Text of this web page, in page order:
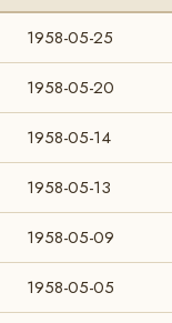
1958-05-25
1958-05-20
1958-05-14
1958-05-13
1958-05-09
1958-05-05